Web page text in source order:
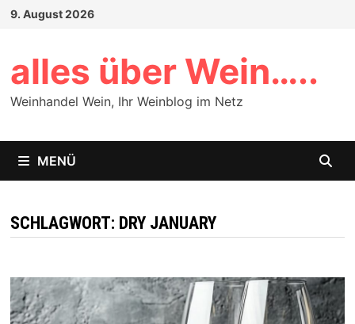
Zum
9. August 2026
alles über Wein…..
Weinhandel Wein, Ihr Weinblog im Netz
MENÜ
SCHLAGWORT: DRY JANUARY